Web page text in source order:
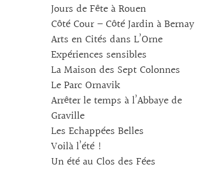
Jours de Fête à Rouen
Côté Cour – Côté Jardin à Bernay
Arts en Cités dans L’Orne
Expériences sensibles
La Maison des Sept Colonnes
Le Parc Ornavik
Arrêter le temps à l’Abbaye de
Graville
Les Echappées Belles
Voilà l’été !
Un été au Clos des Fées